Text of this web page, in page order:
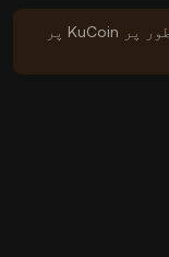
نوٹ: یہ کرپٹو کرنسی ابھی تک سرکاری طور پر KuCoin پر